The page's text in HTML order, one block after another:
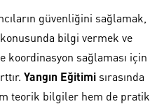
güvenliğini sağlamak,
bilgi vermek ve
sağlaması için
Yangın Eğitimi sırasında
teorik bilgiler hem de pratik